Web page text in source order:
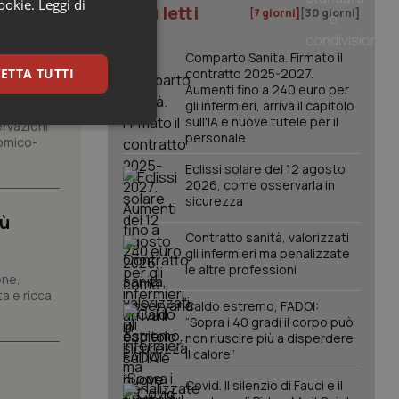
e ricca
I più letti [7 giorni] [30 giorni]
Comparto Sanità. Firmato il
contratto 2025-2027.
Aumenti fino a 240 euro per
gli infermieri, arriva il capitolo
sull'IA e nuove tutele per il
personale
Eclissi solare del 12 agosto
2026, come osservarla in
sicurezza
Contratto sanità, valorizzati
gli infermieri ma penalizzate
le altre professioni
Caldo estremo, FADOI:
“Sopra i 40 gradi il corpo può
non riuscire più a disperdere
il calore”
Covid. Il silenzio di Fauci e il
Leggi di
TUTTI
sulle pagine
sul consenso